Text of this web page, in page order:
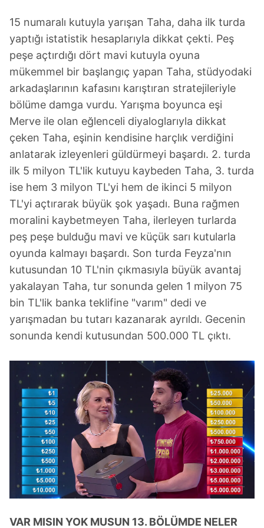
kullanılmaktadır. Bu çerezler vasıtasıyla çeşitli kişisel
verileriniz işlenmekte olup gerekli olan çerezler bilgi
toplumu hizmetlerinin sunulması amacıyla
kullanılmaktadır. Diğer çerezler, sitemizin daha işlevsel
kılınması ve kişiselleştirilmesi ve sizlere yönelik
reklam/pazarlama faaliyetlerinin yapılması, amaçlarıyla
sınırlı olarak açık rızanız dahilinde kullanılacaktır.
Çerezlere ilişkin tercihlerinizi aşağıda yer alan panel
vasıtasıyla belirleyebilirsiniz. Çerezlere ilişkin detaylı bilgi
için Ayarlar butonuna tıklayabilir,Çerez Bilgilendirme
Metnimiziziyaret edebilirsiniz.
6698 sayılı Kişisel Verilerin Korunması Kanunu uyarınca
hazırlanmış Aydınlatma Metnimizi okumak ve sitemizde
ilgili mevzuata uygun olarak kullanılan çerezlerle ilgili bilgi
almak için lütfentıklayınız.
15 numaralı kutuyla yarışan Taha, daha ilk turda
yaptığı istatistik hesaplarıyla dikkat çekti. Peş
peşe açtırdığı dört mavi kutuyla oyuna
mükemmel bir başlangıç yapan Taha, stüdyodaki
arkadaşlarının kafasını karıştıran stratejileriyle
bölüme damga vurdu. Yarışma boyunca eşi
Merve ile olan eğlenceli diyaloglarıyla dikkat
çeken Taha, eşinin kendisine harçlık verdiğini
anlatarak izleyenleri güldürmeyi başardı. 2. turda
ilk 5 milyon TL'lik kutuyu kaybeden Taha, 3. turda
ise hem 3 milyon TL'yi hem de ikinci 5 milyon
TL'yi açtırarak büyük şok yaşadı. Buna rağmen
moralini kaybetmeyen Taha, ilerleyen turlarda
peş peşe bulduğu mavi ve küçük sarı kutularla
oyunda kalmayı başardı. Son turda Feyza'nın
kutusundan 10 TL'nin çıkmasıyla büyük avantaj
yakalayan Taha, tur sonunda gelen 1 milyon 75
bin TL'lik banka teklifine "varım" dedi ve
yarışmadan bu tutarı kazanarak ayrıldı. Gecenin
sonunda kendi kutusundan 500.000 TL çıktı.
VAR MISIN YOK MUSUN 13. BÖLÜMDE NELER